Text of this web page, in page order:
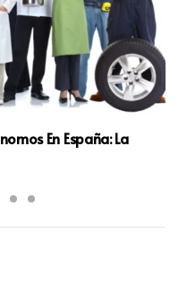
En España: La